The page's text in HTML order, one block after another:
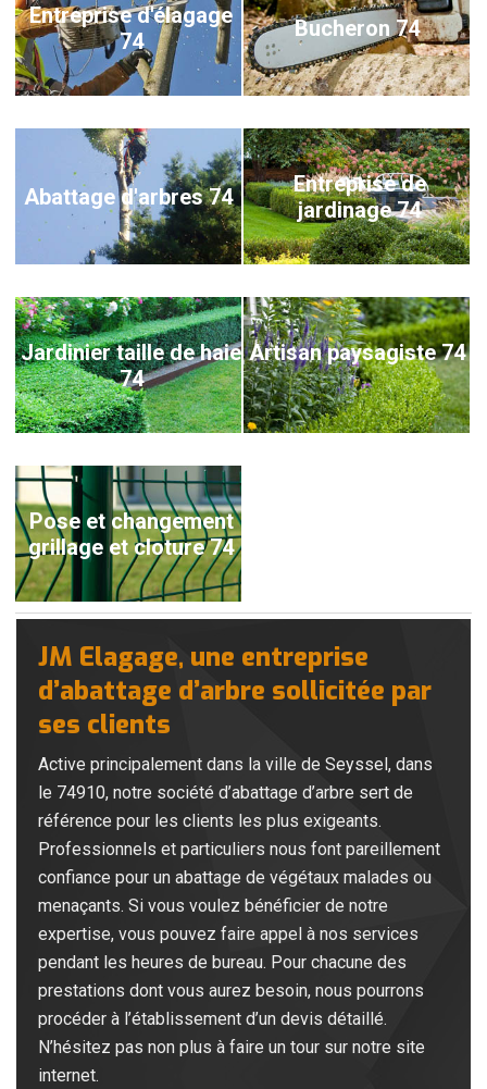
Entreprise d'élagage
74
Bucheron 74
Abattage d'arbres 74
Entreprise de
jardinage 74
Jardinier taille de haie
74
Artisan paysagiste 74
Pose et changement
grillage et cloture 74
JM Elagage, une entreprise
d’abattage d’arbre sollicitée par
ses clients
Active principalement dans la ville de Seyssel, dans
le 74910, notre société d’abattage d’arbre sert de
référence pour les clients les plus exigeants.
Professionnels et particuliers nous font pareillement
confiance pour un abattage de végétaux malades ou
menaçants. Si vous voulez bénéficier de notre
expertise, vous pouvez faire appel à nos services
pendant les heures de bureau. Pour chacune des
prestations dont vous aurez besoin, nous pourrons
procéder à l’établissement d’un devis détaillé.
N’hésitez pas non plus à faire un tour sur notre site
internet.